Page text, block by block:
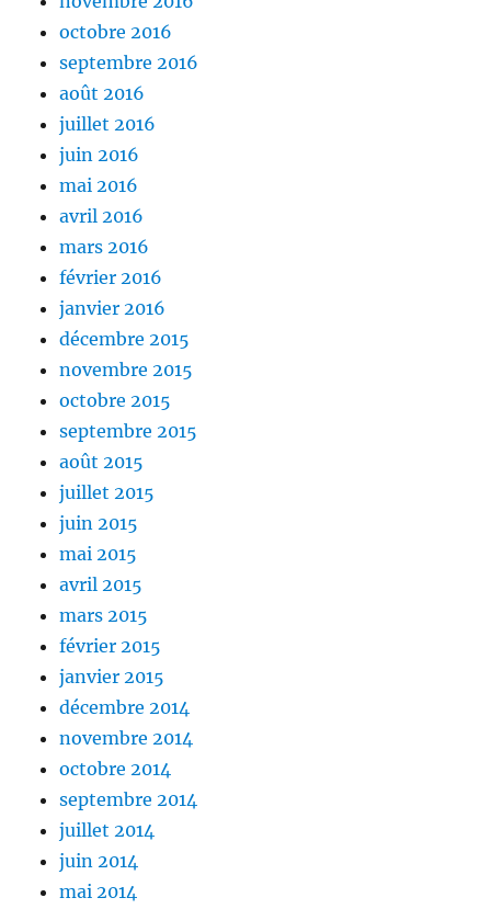
octobre 2016
septembre 2016
août 2016
juillet 2016
juin 2016
mai 2016
avril 2016
mars 2016
février 2016
janvier 2016
décembre 2015
novembre 2015
octobre 2015
septembre 2015
août 2015
juillet 2015
juin 2015
mai 2015
avril 2015
mars 2015
février 2015
janvier 2015
décembre 2014
novembre 2014
octobre 2014
septembre 2014
juillet 2014
juin 2014
mai 2014